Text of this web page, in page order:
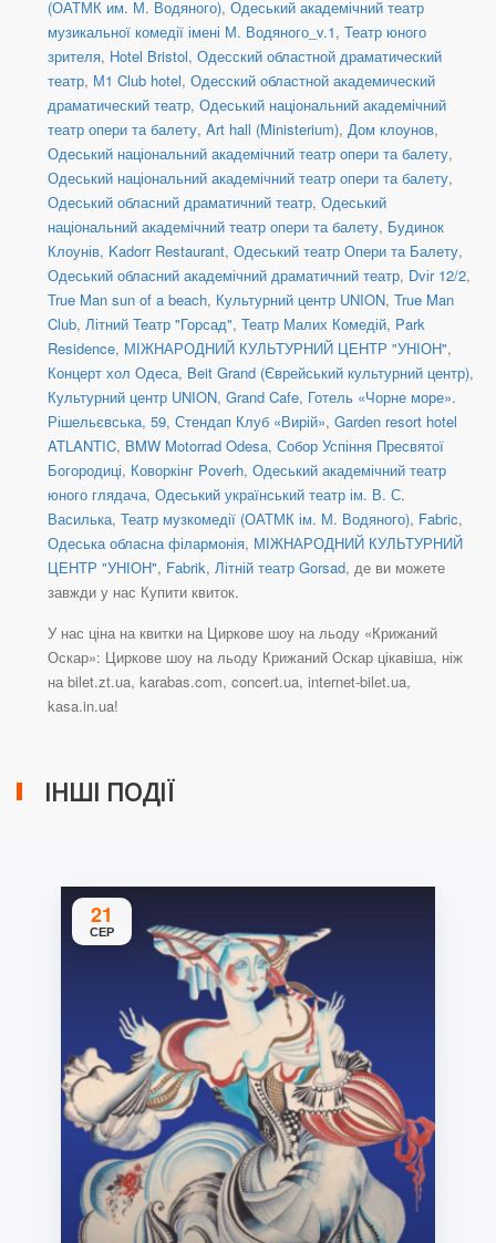
(ОАТМК им. М. Водяного), Одеський академічний театр
музикальної комедії імені М. Водяного_v.1, Театр юного
зрителя, Hotel Bristol, Одесский областной драматический
театр, М1 Club hotel, Одесский областной академический
драматический театр, Одеський національний академічний
театр опери та балету, Art hall (Ministerium), Дом клоунов,
Одеський національний академічний театр опери та балету,
Одеський національний академічний театр опери та балету,
Одеський обласний драматичний театр, Одеський
національний академічний театр опери та балету, Будинок
Клоунів, Kadorr Restaurant, Одеський театр Опери та Балету,
Одеський обласний академічний драматичний театр, Dvіr 12/2,
True Man sun of a beach, Культурний центр UNION, True Man
Club, Літний Театр "Горсад", Театр Малих Комедій, Park
Residence, МІЖНАРОДНИЙ КУЛЬТУРНИЙ ЦЕНТР "УНІОН",
Концерт хол Одеса, Beit Grand (Єврейський культурний центр),
Культурний центр UNION, Grand Cafe, Готель «Чорне море».
Рішельєвська, 59, Стендап Клуб «Вирій», Garden resort hotel
ATLANTIC, BMW Motorrad Odesa, Собор Успіння Пресвятої
Богородиці, Коворкінг Poverh, Одеський академічний театр
юного глядача, Одеський український театр ім. В. С.
Василька, Театр музкомедії (ОАТМК ім. М. Водяного), Fabric,
Одеська обласна філармонія, МІЖНАРОДНИЙ КУЛЬТУРНИЙ
ЦЕНТР "УНІОН", Fabrik, Літній театр Gorsad, де ви можете
завжди у нас Купити квиток.
У нас ціна на квитки на Циркове шоу на льоду «Крижаний
Оскар»: Циркове шоу на льоду Крижаний Оскар цікавіша, ніж
на bilet.zt.ua, karabas.com, concert.ua, internet-bilet.ua,
kasa.in.ua!
ІНШІ ПОДІЇ
21
СЕР